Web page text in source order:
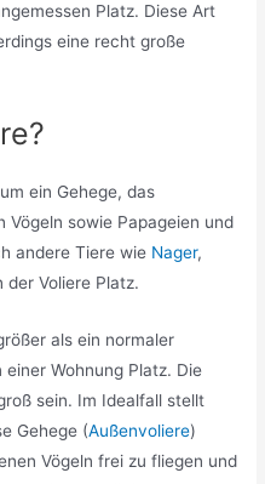
Platz. Diese Art
eine recht große
ein Gehege, das
Vögeln sowie Papageien und
andere Tiere wie Nager,
der Voliere Platz.
als ein normaler
Wohnung Platz. Die
sein. Im Idealfall stellt
Gehege (Außenvoliere)
Vögeln frei zu fliegen und